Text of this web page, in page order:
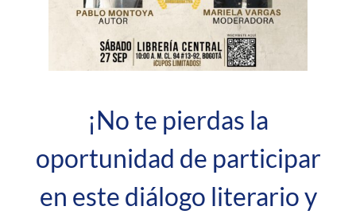
¡No te pierdas la
oportunidad de participar
en este diálogo literario y